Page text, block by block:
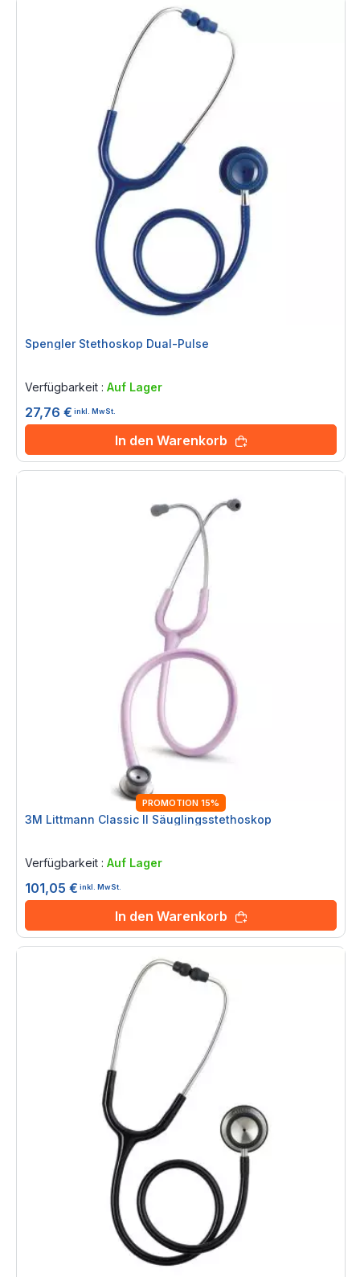
Spengler Stethoskop Dual-Pulse
Verfügbarkeit : Auf Lager
27,76 € inkl. MwSt.
In den Warenkorb
PROMOTION 15%
3M Littmann Classic II Säuglingsstethoskop
Verfügbarkeit : Auf Lager
101,05 € inkl. MwSt.
In den Warenkorb